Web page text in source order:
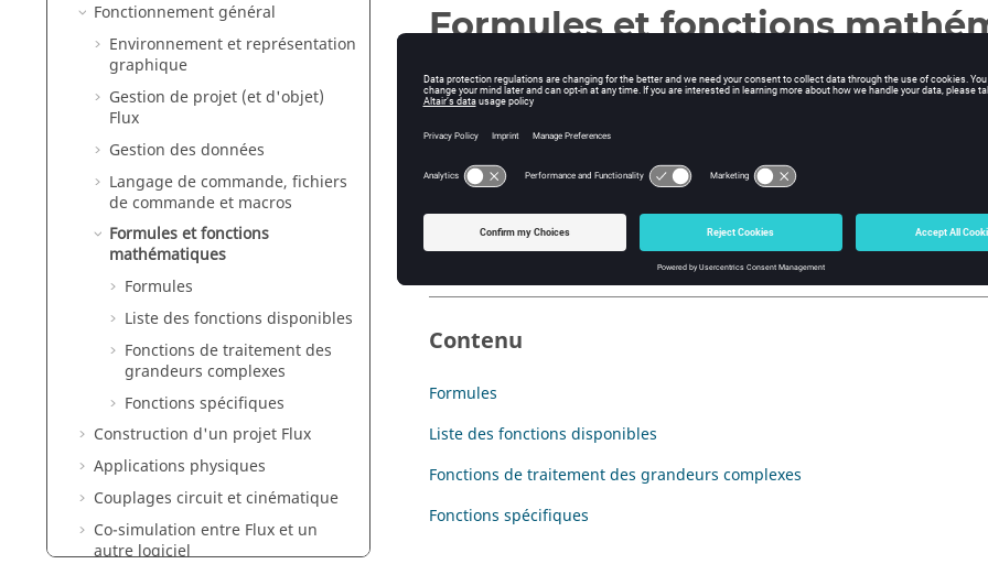
Fonctionnement général
Environnement et représentation
graphique
Gestion de projet (et d'objet)
Flux
Gestion des données
Langage de commande, fichiers
de commande et macros
Formules et fonctions
mathématiques
Formules
Liste des fonctions disponibles
Fonctions de traitement des
grandeurs complexes
Fonctions spécifiques
Construction d'un projet Flux
Applications physiques
Couplages circuit et cinématique
Co-simulation entre Flux et un
autre logiciel
Formules et fonctions
Ce chapitre présente :
d'une part les différents types de formules dans Flux et leur
contextes (géométrie, …),
d'autre part, les fonctions mathématiques disponibles pour
Contenu
Formules
Liste des fonctions disponibles
Fonctions de traitement des grandeurs complexes
Fonctions spécifiques